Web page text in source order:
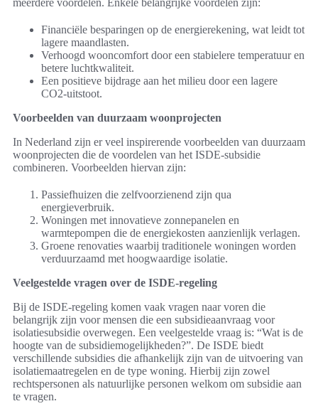
Financiële besparingen op de energierekening, wat leidt tot
lagere maandlasten.
Verhoogd wooncomfort door een stabielere temperatuur en
betere luchtkwaliteit.
Een positieve bijdrage aan het milieu door een lagere
CO2-uitstoot.
Voorbeelden van duurzaam woonprojecten
In Nederland zijn er veel inspirerende voorbeelden van duurzaam
woonprojecten die de voordelen van het ISDE-subsidie
combineren. Voorbeelden hiervan zijn:
Passiefhuizen die zelfvoorzienend zijn qua
energieverbruik.
Woningen met innovatieve zonnepanelen en
warmtepompen die de energiekosten aanzienlijk verlagen.
Groene renovaties waarbij traditionele woningen worden
verduurzaamd met hoogwaardige isolatie.
Veelgestelde vragen over de ISDE-regeling
Bij de ISDE-regeling komen vaak vragen naar voren die
belangrijk zijn voor mensen die een subsidieaanvraag voor
isolatiesubsidie overwegen. Een veelgestelde vraag is: “Wat is de
hoogte van de subsidiemogelijkheden?”. De ISDE biedt
verschillende subsidies die afhankelijk zijn van de uitvoering van
isolatiemaatregelen en de type woning. Hierbij zijn zowel
rechtspersonen als natuurlijke personen welkom om subsidie aan
te vragen.